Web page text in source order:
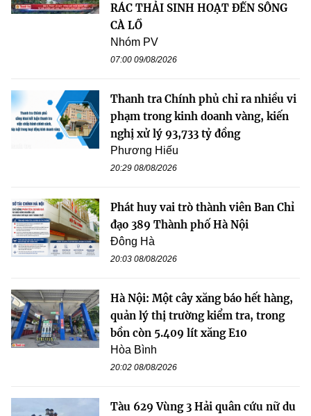
RÁC THẢI SINH HOẠT ĐẾN SÔNG
CÀ LỒ
Nhóm PV
07:00 09/08/2026
Thanh tra Chính phủ chỉ ra nhiều vi
phạm trong kinh doanh vàng, kiến
nghị xử lý 93,733 tỷ đồng
Phương Hiếu
20:29 08/08/2026
Phát huy vai trò thành viên Ban Chỉ
đạo 389 Thành phố Hà Nội
Đông Hà
20:03 08/08/2026
Hà Nội: Một cây xăng báo hết hàng,
quản lý thị trường kiểm tra, trong
bồn còn 5.409 lít xăng E10
Hòa Bình
20:02 08/08/2026
Tàu 629 Vùng 3 Hải quân cứu nữ du